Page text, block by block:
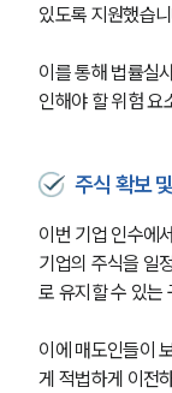
있도록 지원했습
이를 통해 법률실
인해야 할 위험 요
주식 확보
이번 기업 인수에
기업의 주식을 일
로 유지할 수 있는
이에 매도인들이
게 적법하게 이전